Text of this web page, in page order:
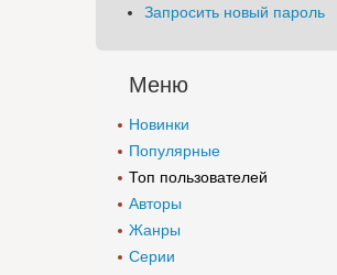
Запросить новый пароль
Меню
Новинки
Популярные
Топ пользователей
Авторы
Жанры
Серии